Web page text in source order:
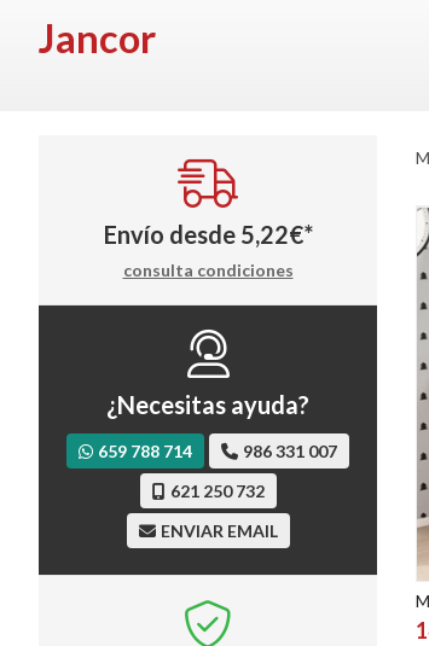
Jancor
Envío desde 5,22€*
consulta condiciones
¿Necesitas ayuda?
659 788 714
986 331 007
621 250 732
ENVIAR EMAIL